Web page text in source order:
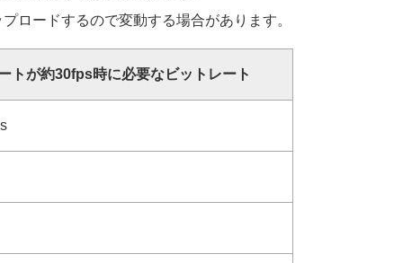
ロードするので変動する場合があります。
トが約30fps時に必要なビットレート